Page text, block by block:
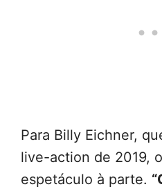
Para Billy Eichner,
live-action de 2019,
espetáculo à parte.